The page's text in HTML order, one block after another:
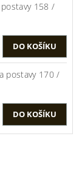
158 /
postavy 170 /